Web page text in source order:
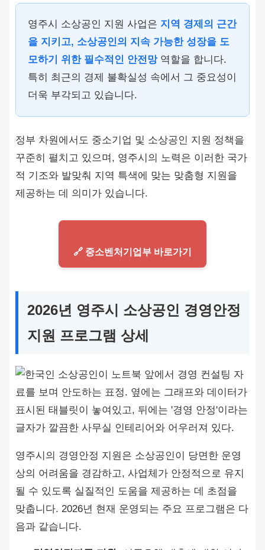
영주시 소상공인 지원 사업은 지역 경제의 근간
을 지키고, 소상공인의 지속 가능한 성장을 도
모하기 위한 필수적인 안전망역할을 합니다.
특히 최근의 경제 불확실성 속에서 그 중요성이
더욱 부각되고 있습니다.
정부 차원에서도 중소기업 및 소상공인 지원 정책을
꾸준히 펼치고 있으며, 영주시의 노력은 이러한 국가
적 기조와 발맞춰 지역 특색에 맞는 맞춤형 지원을
제공하는 데 의미가 있습니다.
🔗 중소벤처기업부 바로가기
2026년 영주시 소상공인 경영안정
지원 프로그램 상세
영주시의 경영안정 지원은 소상공인이 당면한 운영
상의 어려움을 경감하고, 사업체가 안정적으로 유지
될 수 있도록 실질적인 도움을 제공하는 데 초점을
맞춥니다. 2026년 현재 운영되는 주요 프로그램은 다
음과 같습니다.